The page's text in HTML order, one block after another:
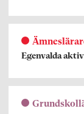
Egenvalda